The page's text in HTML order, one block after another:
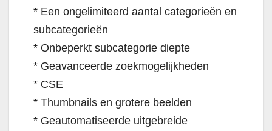
* Een ongelimiteerd aantal categorieën en
subcategorieën
* Onbeperkt subcategorie diepte
* Geavanceerde zoekmogelijkheden
* CSE
* Thumbnails en grotere beelden
* Geautomatiseerde uitgebreide